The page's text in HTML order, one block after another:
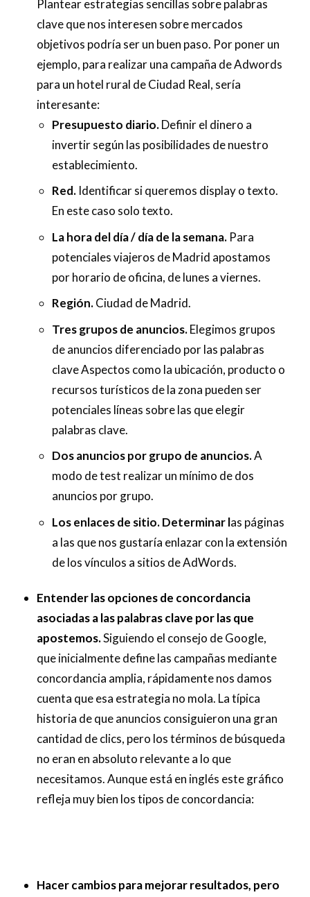
Plantear estrategias sencillas sobre palabras
clave que nos interesen sobre mercados
objetivos podría ser un buen paso. Por poner un
ejemplo, para realizar una campaña de Adwords
para un hotel rural de Ciudad Real, sería
interesante:
Presupuesto diario.Definir el dinero a
invertir según las posibilidades de nuestro
establecimiento.
Red. Identificar si queremos display o texto.
En este caso solo texto.
La hora del día / día de la semana. Para
potenciales viajeros de Madrid apostamos
por horario de oficina, de lunes a viernes.
Región.Ciudad de Madrid.
Tres grupos de anuncios.Elegimos grupos
de anuncios diferenciado por las palabras
clave Aspectos como la ubicación, producto o
recursos turísticos de la zona pueden ser
potenciales líneas sobre las que elegir
palabras clave.
Dos anuncios por grupo de anuncios.A
modo de test realizar un mínimo de dos
anuncios por grupo.
Los enlaces de sitio. Determinar las páginas
a las que nos gustaría enlazar con la extensión
de los vínculos a sitios de AdWords.
Entender las opciones de concordancia
asociadas a las palabras clave por las que
apostemos.Siguiendo el consejo de Google,
que inicialmente define las campañas mediante
concordancia amplia, rápidamente nos damos
cuenta que esa estrategia no mola. La típica
historia de que anuncios consiguieron una gran
cantidad de clics, pero los términos de búsqueda
no eran en absoluto relevante a lo que
necesitamos. Aunque está en inglés este gráfico
refleja muy bien los tipos de concordancia:
Hacer cambios para mejorar resultados, pero